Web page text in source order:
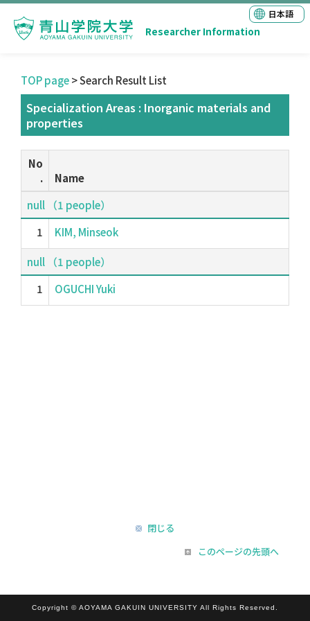
Researcher Information
日本語
TOP page> Search Result List
Specialization Areas : Inorganic materials and
properties
No
.
Name
null （1 people）
1
KIM, Minseok
null （1 people）
1
OGUCHI Yuki
閉じる
このページの先頭へ
Copyright © AOYAMA GAKUIN UNIVERSITY All Rights Reserved.